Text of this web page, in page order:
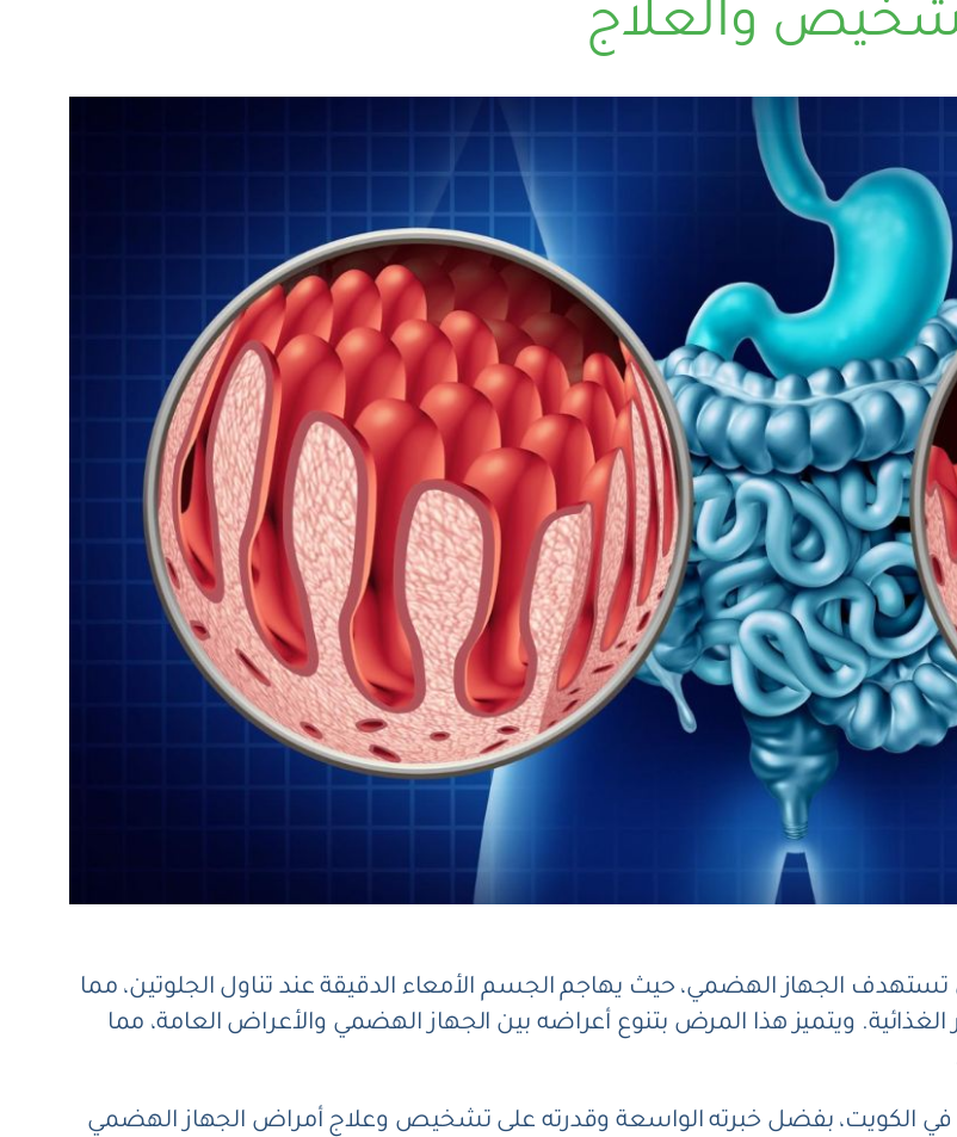
والعلاج
تستهدف الجهاز الهضمي، حيث يهاجم الجسم الأمعاء الدقيقة عند تناول الجلوتين، مما
ويتميز هذا المرض بتنوع أعراضه بين الجهاز الهضمي والأعراض العامة، مما
في الكويت، بفضل خبرته الواسعة وقدرته على تشخيص وعلاج أمراض الجهاز الهضمي